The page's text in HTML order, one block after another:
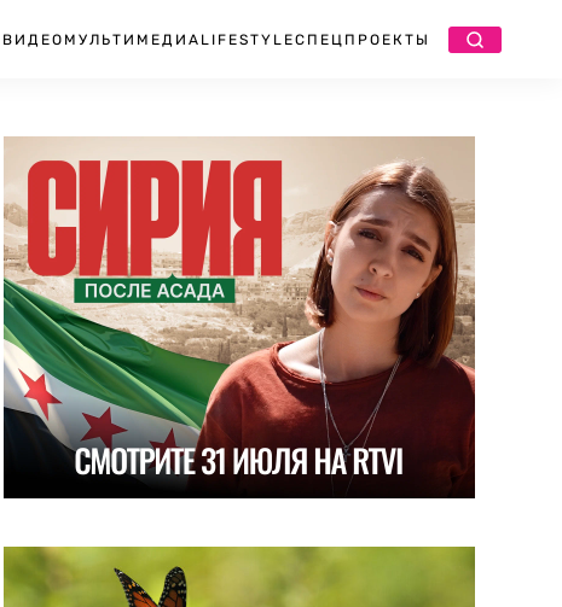
ВИДЕО МУЛЬТИМЕДИА LIFESTYLEСПЕЦПРОЕКТЫ